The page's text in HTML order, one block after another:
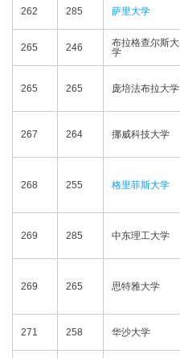
262 285 萨里大学
265 246
布拉格查尔斯大
学
265 265 庞培法布拉大学
267 264 挪威科技大学
268 255 格里菲斯大学
269 285 中东理工大学
269 265 思特雅大学
271 258 华沙大学